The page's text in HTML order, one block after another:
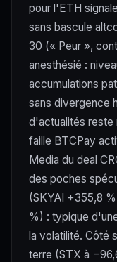
pour l'ETH
sans bascule
30 (« Peur »,
anesthésié :
accumulations
sans divergence
d'actualités reste
faille BTCPay
Media du deal
des poches
(SKYAI +355,8
%) : typique
la volatilité. Côté
terre (STX à